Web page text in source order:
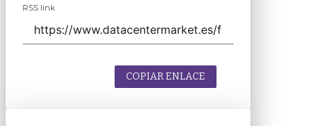
RSS link
COPIAR ENLACE